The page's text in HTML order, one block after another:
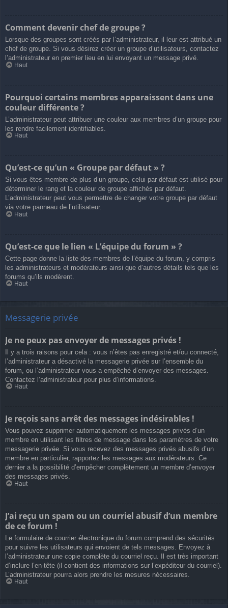
Comment devenir chef de groupe ?
Lorsque des groupes sont créés par l’administrateur, il leur est attribué un
chef de groupe. Si vous désirez créer un groupe d’utilisateurs, contactez
l’administrateur en premier lieu en lui envoyant un message privé.
Haut
Pourquoi certains membres apparaissent dans une
couleur différente ?
L’administrateur peut attribuer une couleur aux membres d’un groupe pour
les rendre facilement identifiables.
Haut
Qu’est-ce qu’un « Groupe par défaut » ?
Si vous êtes membre de plus d’un groupe, celui par défaut est utilisé pour
déterminer le rang et la couleur de groupe affichés par défaut.
L’administrateur peut vous permettre de changer votre groupe par défaut
via votre panneau de l’utilisateur.
Haut
Qu’est-ce que le lien « L’équipe du forum » ?
Cette page donne la liste des membres de l’équipe du forum, y compris
les administrateurs et modérateurs ainsi que d’autres détails tels que les
forums qu’ils modèrent.
Haut
Messagerie privée
Je ne peux pas envoyer de messages privés !
Il y a trois raisons pour cela : vous n’êtes pas enregistré et/ou connecté,
l’administrateur a désactivé la messagerie privée sur l’ensemble du
forum, ou l’administrateur vous a empêché d’envoyer des messages.
Contactez l’administrateur pour plus d’informations.
Haut
Je reçois sans arrêt des messages indésirables !
Vous pouvez supprimer automatiquement les messages privés d’un
membre en utilisant les filtres de message dans les paramètres de votre
messagerie privée. Si vous recevez des messages privés abusifs d’un
membre en particulier, rapportez les messages aux modérateurs. Ce
dernier a la possibilité d’empêcher complètement un membre d’envoyer
des messages privés.
Haut
J’ai reçu un spam ou un courriel abusif d’un membre
de ce forum !
Le formulaire de courrier électronique du forum comprend des sécurités
pour suivre les utilisateurs qui envoient de tels messages. Envoyez à
l’administrateur une copie complète du courriel reçu. Il est très important
d’inclure l’en-tête (il contient des informations sur l’expéditeur du courriel).
L’administrateur pourra alors prendre les mesures nécessaires.
Haut